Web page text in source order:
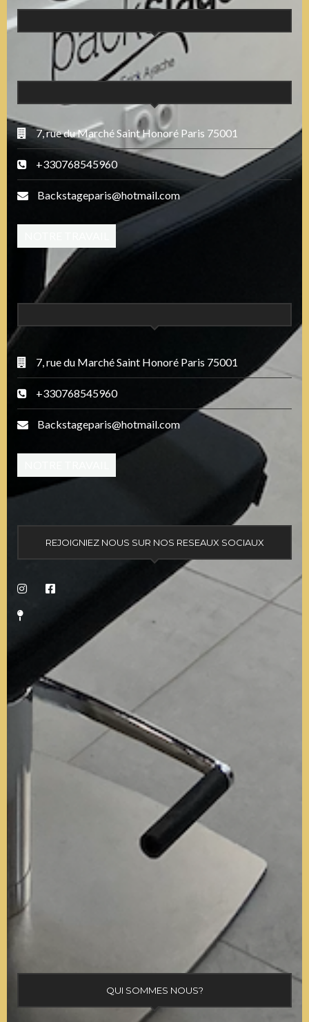
7, rue du Marché Saint Honoré Paris 75001
+330768545960
Backstageparis@hotmail.com
7, rue du Marché Saint Honoré Paris 75001
+330768545960
Backstageparis@hotmail.com
REJOIGNIEZ NOUS SUR NOS RESEAUX SOCIAUX
QUI SOMMES NOUS?